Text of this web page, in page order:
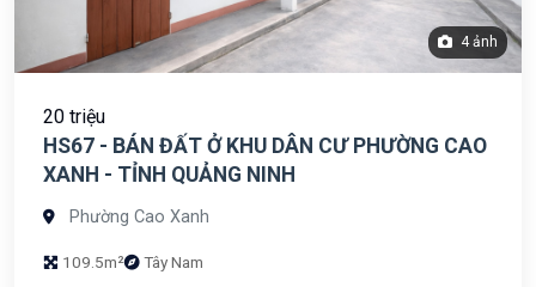
4 ảnh
20 triệu
HS67 - BÁN ĐẤT Ở KHU DÂN CƯ PHƯỜNG CAO
XANH - TỈNH QUẢNG NINH
Phường Cao Xanh
109.5m² Tây Nam